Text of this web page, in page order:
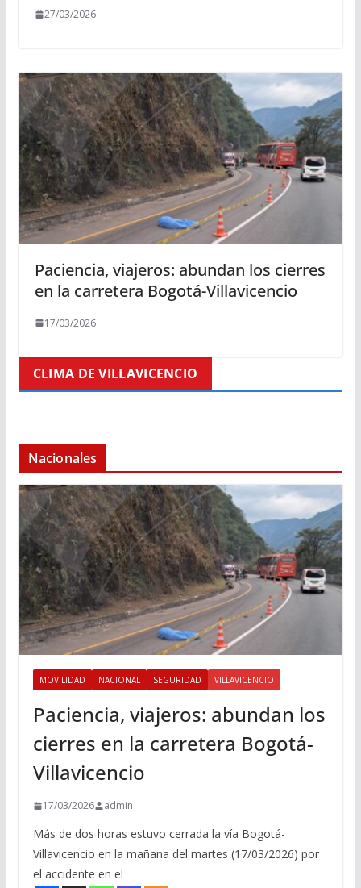
27/03/2026
Paciencia, viajeros: abundan los cierres
en la carretera Bogotá-Villavicencio
17/03/2026
CLIMA DE VILLAVICENCIO
Nacionales
MOVILIDAD NACIONAL SEGURIDAD VILLAVICENCIO
Paciencia, viajeros: abundan los
cierres en la carretera Bogotá-
Villavicencio
17/03/2026 admin
Más de dos horas estuvo cerrada la vía Bogotá-
Villavicencio en la mañana del martes (17/03/2026) por
el accidente en el